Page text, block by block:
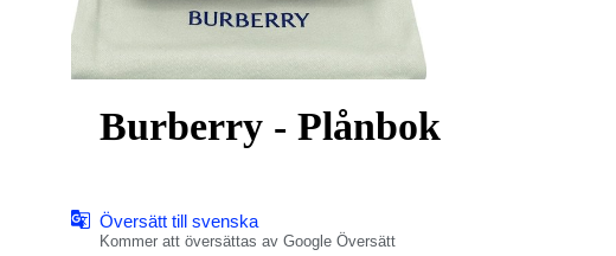
Burberry - Plånbok
Översätt till svenska
Kommer att översättas av Google Översätt